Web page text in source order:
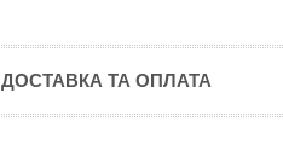
ДОСТАВКА ТА ОПЛАТА